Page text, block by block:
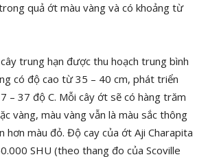
quả ớt màu vàng và có khoảng từ
trung hạn được thu hoạch trung bình
có độ cao từ 35 – 40 cm, phát triển
– 37 độ C. Mỗi cây ớt sẽ có hàng trăm
vàng, màu vàng vẫn là màu sắc thông
hơn màu đỏ. Độ cay của ớt Aji Charapita
SHU (theo thang đo của Scoville